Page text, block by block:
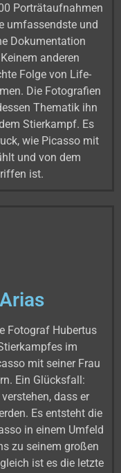
Porträtaufnahmen
umfassendste und
Dokumentation
anderen
Folge von Life-
Die Fotografien
Thematik ihn
Stierkampf. Es
wie Picasso mit
und von dem
ist.
Fotograf Hubertus
im
mit seiner Frau
Ein Glücksfall:
dass er
Es entsteht die
in einem Umfeld
zu seinem großen
ist es die letzte